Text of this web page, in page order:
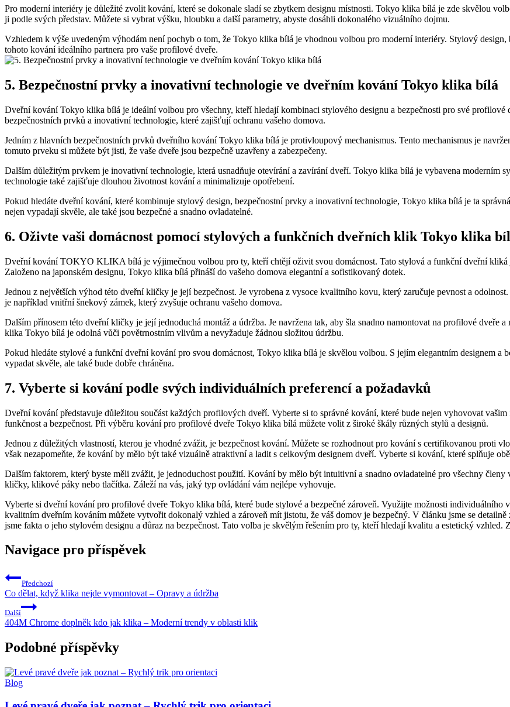
Pro‌ moderní interiéry je⁣ důležité​ zvolit kování, které se dokonale ​sladí se zbytkem designu‌ místnosti. Tokyo klika bílá ​je zde skvělou
ji podle svých ‍představ. Můžete si ⁢vybrat ⁢výšku, hloubku⁤ a další parametry, abyste dosáhli⁢ dokonalého vizuálního dojmu.
Vzhledem k výše uvedeným výhodám⁤ není pochyb o tom, že Tokyo ​klika bílá je ‌vhodnou⁤ volbou ⁤pro moderní interiéry. Stylový
tohoto​ kování‌ ideálního​ partnera ​pro​ vaše ⁣profilové dveře.
5. Bezpečnostní⁤ prvky a inovativní technologie ve dveřním kování Tokyo klika bílá
Dveřní kování ⁤Tokyo klika bílá je ideální volbou pro všechny,⁤ kteří hledají ⁣kombinaci stylového ⁢designu a bezpečnosti pro své
bezpečnostních prvků a inovativní technologie, které⁣ zajišťují ochranu vašeho ‌domova.
Jedním z ‌hlavních bezpečnostních prvků dveřního kování Tokyo klika bílá je⁤ protivloupový mechanismus. Tento ‌mechanismus je
tomuto⁤ prveku ‍si můžete být​ jisti, že vaše dveře jsou bezpečně‍ uzavřeny a zabezpečeny.
Dalším důležitým prvkem je‌ inovativní⁢ technologie, která usnadňuje otevírání a ⁤zavírání ⁤dveří. Tokyo klika bílá je vybavena moderním
technologie ⁢také zajišťuje dlouhou‌ životnost kování a ‍minimalizuje ⁤opotřebení.
Pokud hledáte dveřní kování, které⁣ kombinuje stylový design, bezpečnostní prvky a inovativní technologie, Tokyo klika bílá je ta⁤
nejen vypadají ‌skvěle, ale také​ jsou ⁤bezpečné a​ snadno ovladatelné.
6. Oživte vaši domácnost pomocí stylových ⁢a ​funkčních dveřních klik Tokyo ‌klika⁣
Dveřní‍ kování⁣ TOKYO KLIKA bílá‍ je⁣ výjimečnou volbou ⁢pro ty, kteří chtějí oživit svou ⁤domácnost. ‍Tato stylová a funkční dveřní kliká
Založeno na japonském designu, Tokyo ⁢klika bílá přináší do vašeho domova elegantní a sofistikovaný dotek.
Jednou z největších výhod této dveřní kličky‍ je její ​bezpečnost. ⁣Je vyrobena z vysoce kvalitního kovu, který zaručuje⁤ pevnost a
je například​ vnitřní šnekový zámek, který zvyšuje ochranu vašeho domova.
Dalším přínosem ⁤této dveřní kličky ⁤je její jednoduchá montáž a údržba. Je‍ navržena tak, aby šla snadno namontovat‌ na profilové dveře
klika ⁣Tokyo bílá⁣ je odolná vůči povětrnostním vlivům ‍a nevyžaduje žádnou složitou údržbu.
Pokud hledáte stylové a funkční dveřní kování‍ pro svou domácnost, ​Tokyo klika bílá je skvělou ​volbou. ‌S⁣ jejím ​elegantním designem ​a
vypadat ⁤skvěle, ale také bude dobře chráněna.
7.⁤ Vyberte ​si kování podle svých individuálních⁢ preferencí a požadavků
Dveřní ‍kování představuje důležitou součást každých profilových ‍dveří. Vyberte‌ si ⁤to správné ⁤kování,‍ které bude nejen vyhovovat
funkčnost a bezpečnost. Při výběru kování ⁤pro profilové dveře Tokyo klika bílá⁣ můžete volit z široké škály různých ⁤stylů a designů.
Jednou z důležitých vlastností, kterou‌ je vhodné ⁢zvážit, je ⁣bezpečnost kování. ​Můžete se rozhodnout ‍pro kování s⁢ certifikovanou proti
však nezapomeňte, že kování by mělo být ‍také‍ vizuálně atraktivní ​a ladit s celkovým⁤ designem dveří. Vyberte ⁢si kování, které splňuje
Dalším faktorem, který byste měli‌ zvážit, je jednoduchost použití.⁢ Kování ​by ⁢mělo být intuitivní a snadno ovladatelné pro všechny
kličky, klikové páky nebo ‍tlačítka.​ Záleží na vás, jaký typ ovládání⁢ vám nejlépe vyhovuje.
Vyberte si ​dveřní⁤ kování pro profilové dveře Tokyo⁣ klika ⁢bílá, které​ bude stylové a bezpečné zároveň. Využijte možnosti individuálního
kvalitním dveřním kováním můžete vytvořit​ dokonalý vzhled a zároveň mít ‍jistotu, že váš domov je bezpečný. V článku jsme ⁣se
jsme fakta o jeho stylovém designu a důraz na‍ bezpečnost. ⁢Tato‍ volba je skvělým řešením pro ty, kteří hledají kvalitu a estetický
Navigace pro příspěvek
Předchozí
Co dělat, když klika nejde vymontovat – Opravy a údržba
Další
404M Chrome doplněk kdo jak klika – Moderní trendy v oblasti klik
Podobné příspěvky
Blog